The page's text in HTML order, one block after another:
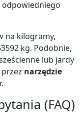
odpowiedniego
na kilogramy,
kg. Podobnie,
lub jardy
narzędzie
(FAQ)